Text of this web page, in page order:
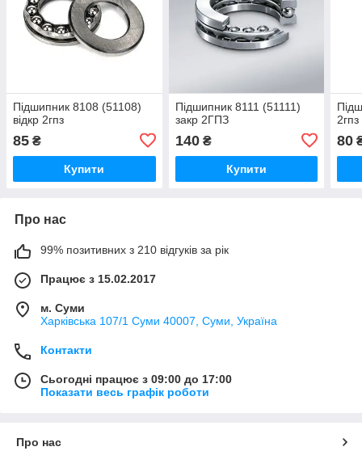
Підшипник 8108 (51108)
відкр 2гпз
85 ₴
Купити
Підшипник 8111 (51111)
закр 2ГПЗ
140₴
Купити
2гпз
80
Про нас
99% позитивних з 210 відгуків за рік
Працює з 15.02.2017
м. Суми
Харківська 107/1 Суми 40007, Суми, Україна
Контакти
Сьогодні працює з 09:00 до 17:00
Показати весь графік роботи
Про нас